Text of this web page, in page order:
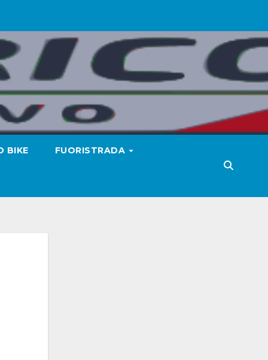
BIKE FUORISTRADA